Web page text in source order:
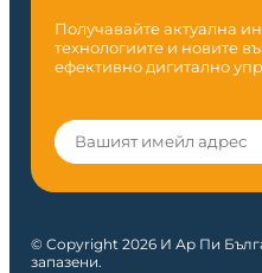
Получавайте актуална
технологиите и новите
ефективно дигитално
© Copyright 2026 И Ар Пи
запазени.